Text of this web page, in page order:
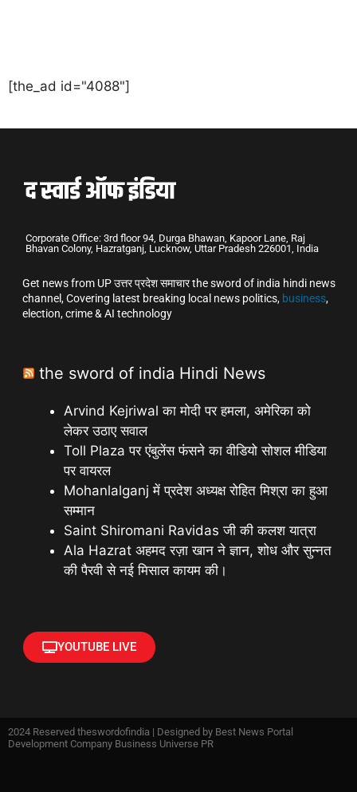
[the_ad id="4088"]
Corporate Office: 3rd floor 94, Durga Bhawan, Kapoor Lane, Raj
Bhavan Colony, Hazratganj, Lucknow, Uttar Pradesh 226001, India
Get news from UP उत्तर प्रदेश समाचार the sword of india hindi news
channel, Covering latest breaking local news politics, business,
election, crime & AI technology
the sword of india Hindi News
Arvind Kejriwal का मोदी पर हमला, अमेरिका को
लेकर उठाए सवाल
Toll Plaza पर एंबुलेंस फंसने का वीडियो सोशल मीडिया
पर वायरल
Mohanlalganj में प्रदेश अध्यक्ष रोहित मिश्रा का हुआ
सम्मान
Saint Shiromani Ravidas जी की कलश यात्रा
Ala Hazrat अहमद रज़ा खान ने ज्ञान, शोध और सुन्नत
की पैरवी से नई मिसाल कायम की।
YOUTUBE LIVE
2024 Reserved theswordofindia | Designed by Best News Portal
Development Company Business Universe PR